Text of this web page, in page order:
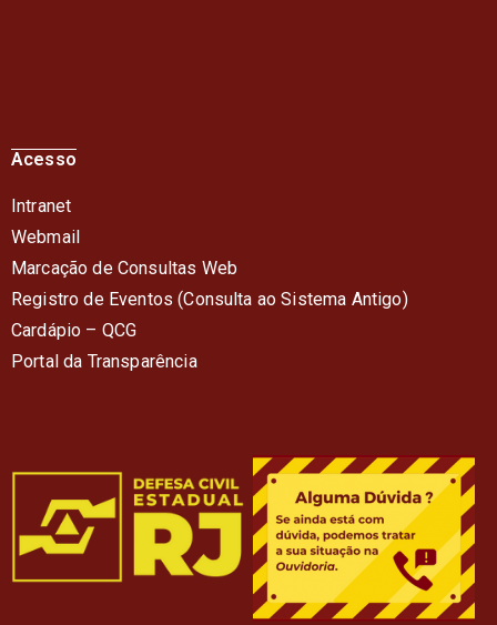
Acesso
Intranet
Webmail
Marcação de Consultas Web
Registro de Eventos (Consulta ao Sistema Antigo)
Cardápio – QCG
Portal da Transparência